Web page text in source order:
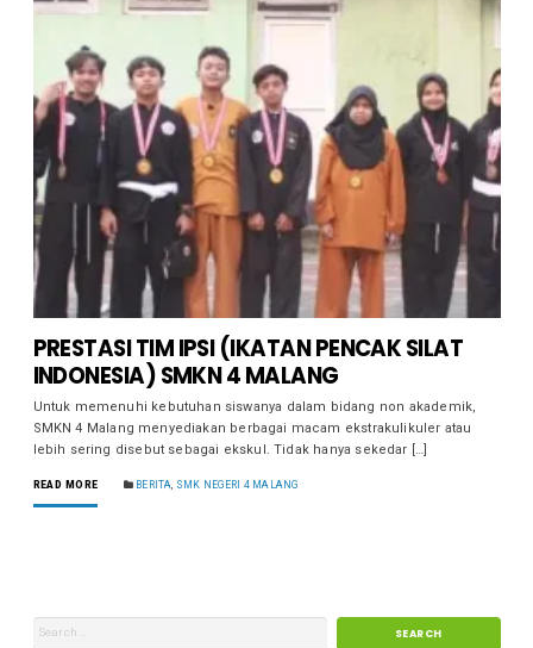
PRESTASI TIM IPSI (IKATAN PENCAK SILAT
INDONESIA) SMKN 4 MALANG
Untuk memenuhi kebutuhan siswanya dalam bidang non akademik,
SMKN 4 Malang menyediakan berbagai macam ekstrakulikuler atau
lebih sering disebut sebagai ekskul. Tidak hanya sekedar […]
READ MORE BERITA SMK NEGERI 4 MALANG